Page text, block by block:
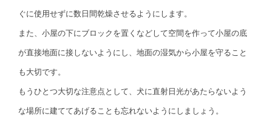
ぐに使用せずに数日間乾燥させるようにします。
また、小屋の下にブロックを置くなどして空間を作って小屋の底
が直接地面に接しないようにし、地面の湿気から小屋を守ること
も大切です。
もうひとつ大切な注意点として、犬に直射日光があたらないよう
な場所に建ててあげることも忘れないようにしましょう。